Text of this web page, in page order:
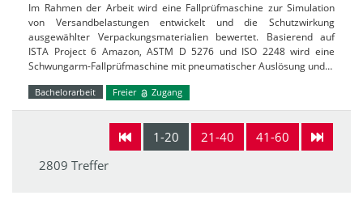
Im Rahmen der Arbeit wird eine Fallprüfmaschine zur Simulation
von Versandbelastungen entwickelt und die Schutzwirkung
ausgewählter Verpackungsmaterialien bewertet. Basierend auf
ISTA Project 6 Amazon, ASTM D 5276 und ISO 2248 wird eine
Schwungarm-Fallprüfmaschine mit pneumatischer Auslösung und…
Bachelorarbeit Freier Zugang
1-20 21-40
41-60
2809 Treffer